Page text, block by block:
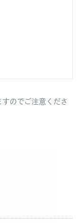
のでご注意くださ